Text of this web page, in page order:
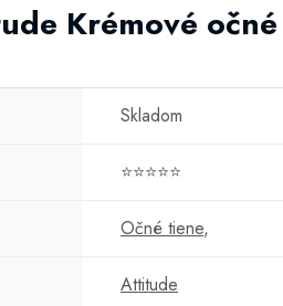
Krémové
Skladom
⭐⭐⭐⭐⭐
Očné tiene,
Attitude